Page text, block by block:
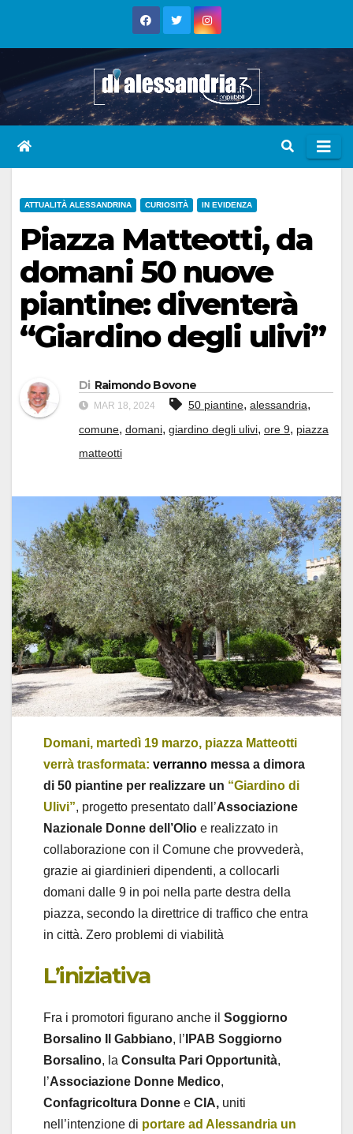
ATTUALITÀ ALESSANDRINA CURIOSITÀ IN EVIDENZA
Piazza Matteotti, da
domani 50 nuove
piantine: diventerà
“Giardino degli ulivi”
Di Raimondo Bovone
MAR 18, 2024 50 piantine, alessandria,
comune, domani, giardino degli ulivi, ore 9, piazza
matteotti
Domani, martedì 19 marzo, piazza Matteotti
verrà trasformata: verranno messa a dimora
di 50 piantine per realizzare un “Giardino di
Ulivi”, progetto presentato dall’Associazione
Nazionale Donne dell’Olio e realizzato in
collaborazione con il Comune che provvederà,
grazie ai giardinieri dipendenti, a collocarli
domani dalle 9 in poi nella parte destra della
piazza, secondo la direttrice di traffico che entra
in città. Zero problemi di viabilità
L’iniziativa
Fra i promotori figurano anche il Soggiorno
Borsalino Il Gabbiano, l’ IPAB Soggiorno
Borsalino, la Consulta Pari Opportunità,
l’Associazione Donne Medico,
Confagricoltura Donne e CIA, uniti
nell’intenzione di portare ad Alessandria un